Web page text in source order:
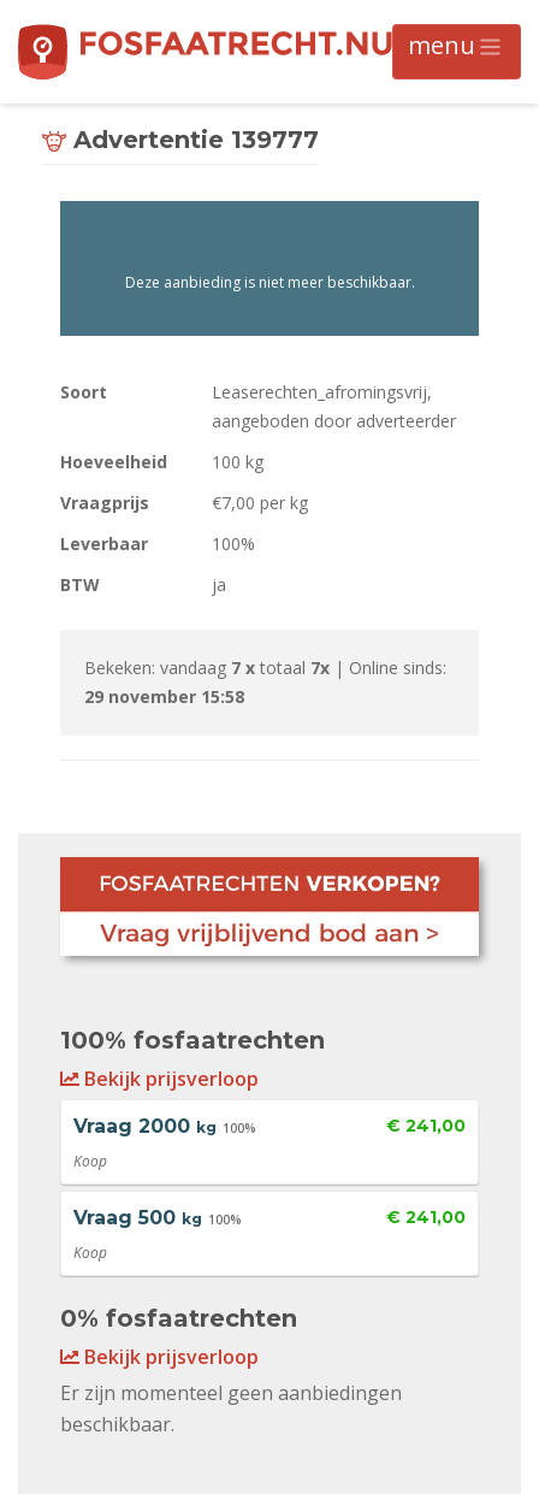
Advertentie 139777
Soort
Leaserechten_afromingsvrij,
aangeboden door adverteerder
Hoeveelheid
100 kg
Vraagprijs
€7,00 per kg
Leverbaar
100%
BTW
ja
Bekeken: vandaag 7 x totaal 7x | Online sinds:
29 november 15:58
Deze aanbieding is niet meer beschikbaar.
100% fosfaatrechten
Bekijk prijsverloop
Vraag 2000 kg 100% € 241,00
Koop
Vraag 500 kg 100% € 241,00
Koop
0% fosfaatrechten
Bekijk prijsverloop
Er zijn momenteel geen aanbiedingen
beschikbaar.